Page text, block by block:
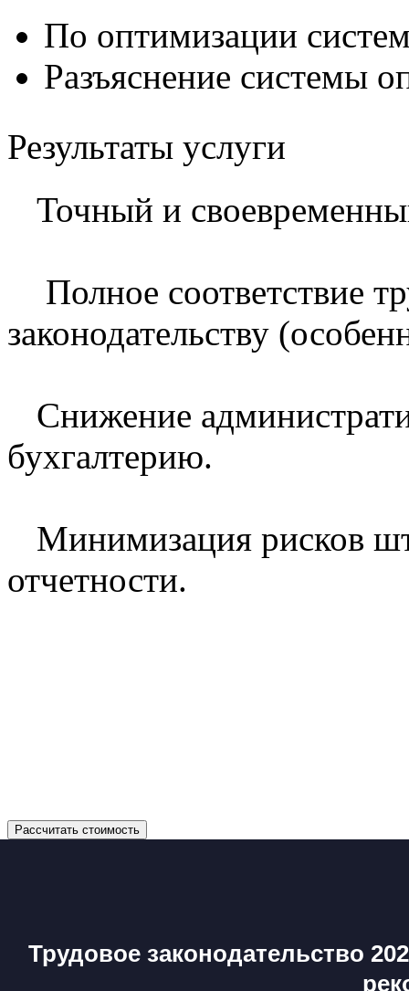
По оптимизации
Разъяснение системы
Результаты услуги
Точный и
Полное соответствие
законодательству
Снижение
бухгалтерию.
Минимизация рисков
отчетности.
Рассчитать стоимость
Трудовое законодательство